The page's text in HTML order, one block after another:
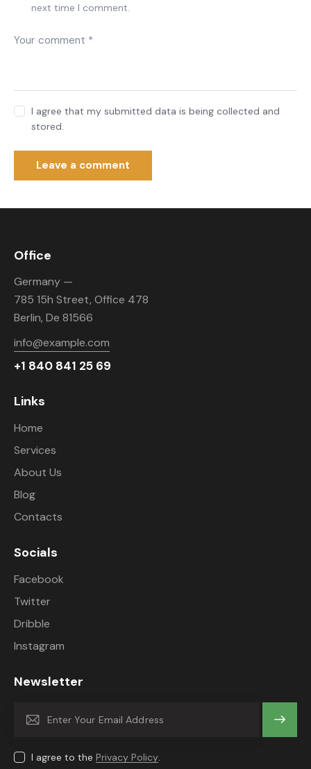
next time I comment.
I agree that my submitted data is being collected and
stored.
Office
Germany —
785 15h Street, Office 478
Berlin, De 81566
info@example.com
+1 840 841 25 69
Links
Home
Services
About Us
Blog
Contacts
Socials
Facebook
Twitter
Dribble
Instagram
Newsletter
Subscrib
I agree to the Privacy Policy.